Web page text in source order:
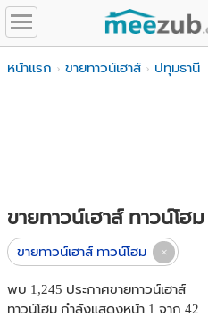
หน้าแรก ขายทาวน์เฮาส์ ปทุมธานี
ขายทาวน์เฮาส์ ทาวน์โฮ
ขายทาวน์เฮาส์ ทาวน์โฮม
พบ 1,245 ประกาศขายทาวน์เฮาส์
ทาวน์โฮม กำลังแสดงหน้า 1 จาก 42